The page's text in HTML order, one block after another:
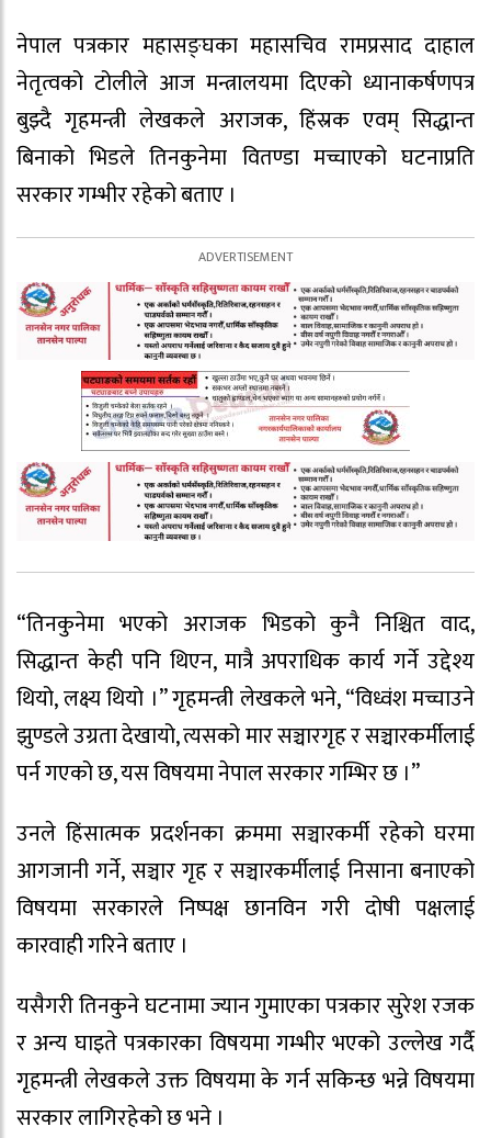
नेपाल पत्रकार महासङ्घका महासचिव रामप्रसाद दाहाल
नेतृत्वको टोलीले आज मन्त्रालयमा दिएको ध्यानाकर्षणपत्र
बुझ्दै गृहमन्त्री लेखकले अराजक, हिंस्रक एवम् सिद्धान्त
बिनाको भिडले तिनकुनेमा वितण्डा मच्चाएको घटनाप्रति
सरकार गम्भीर रहेको बताए ।
“तिनकुनेमा भएको अराजक भिडको कुनै निश्चित वाद,
सिद्धान्त केही पनि थिएन, मात्रै अपराधिक कार्य गर्ने उद्देश्य
थियो, लक्ष्य थियो ।” गृहमन्त्री लेखकले भने, “विध्वंश मच्चाउने
झुण्डले उग्रता देखायो, त्यसको मार सञ्चारगृह र सञ्चारकर्मीलाई
पर्न गएको छ, यस विषयमा नेपाल सरकार गम्भिर छ ।”
उनले हिंसात्मक प्रदर्शनका क्रममा सञ्चारकर्मी रहेको घरमा
आगजानी गर्ने, सञ्चार गृह र सञ्चारकर्मीलाई निसाना बनाएको
विषयमा सरकारले निष्पक्ष छानविन गरी दोषी पक्षलाई
कारवाही गरिने बताए ।
यसैगरी तिनकुने घटनामा ज्यान गुमाएका पत्रकार सुरेश रजक
र अन्य घाइते पत्रकारका विषयमा गम्भीर भएको उल्लेख गर्दै
गृहमन्त्री लेखकले उक्त विषयमा के गर्न सकिन्छ भन्ने विषयमा
सरकार लागिरहेको छ भने ।